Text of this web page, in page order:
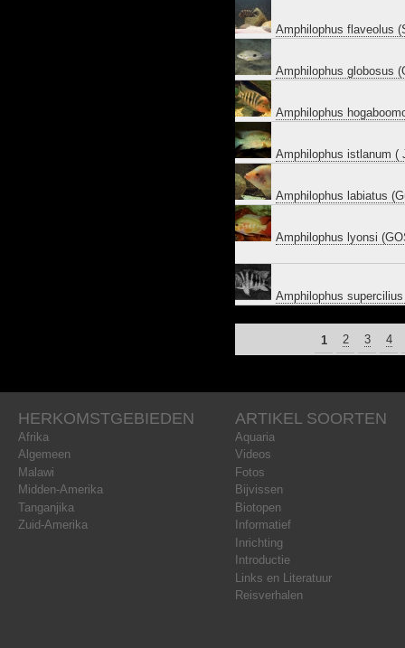
Amphilophus flaveolus
Amphilophus globosus
Amphilophus
Amphilophus istlanum (
Amphilophus labiatus
Amphilophus lyonsi
Amphilophus
PAGINA'S
1 2 3 4
HERKOMSTGEBIEDEN
Afrika
Algemeen
Malawi
Midden-Amerika
Tanganjika
Zuid-Amerika
ARTIKEL SOORTEN
Aquaria
Videos
Fotos
Bijvissen
Biotopen
Informatief
Inrichting
Introductie
Links en Literatuur
Reisverhalen